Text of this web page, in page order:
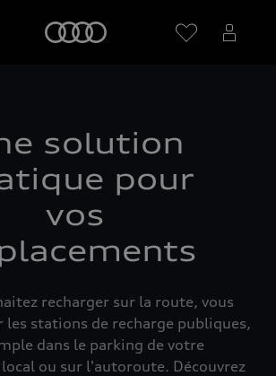
solution
pour
vos
recharger sur la route, vous
les stations de recharge publiques,
dans le parking de votre
ou sur l'autoroute. Découvrez